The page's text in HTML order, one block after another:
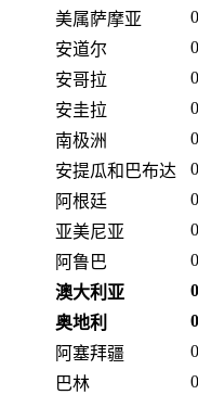
美属萨摩亚
安道尔
安哥拉
安圭拉
南极洲
安提瓜和巴布达
阿根廷
亚美尼亚
阿鲁巴
澳大利亚
奥地利
阿塞拜疆
巴林